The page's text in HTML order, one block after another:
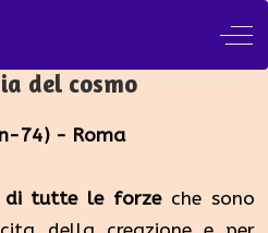
del cosmo
74) - Roma
tutte le forzeche sono